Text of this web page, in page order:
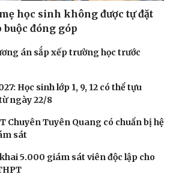
học sinh không được tự đặt
buộc đóng góp
án sắp xếp trường học trước
Học sinh lớp 1, 9, 12 có thể tựu
ngày 22/8
Chuyên Tuyên Quang có chuẩn bị hệ
sát
5.000 giám sát viên độc lập cho